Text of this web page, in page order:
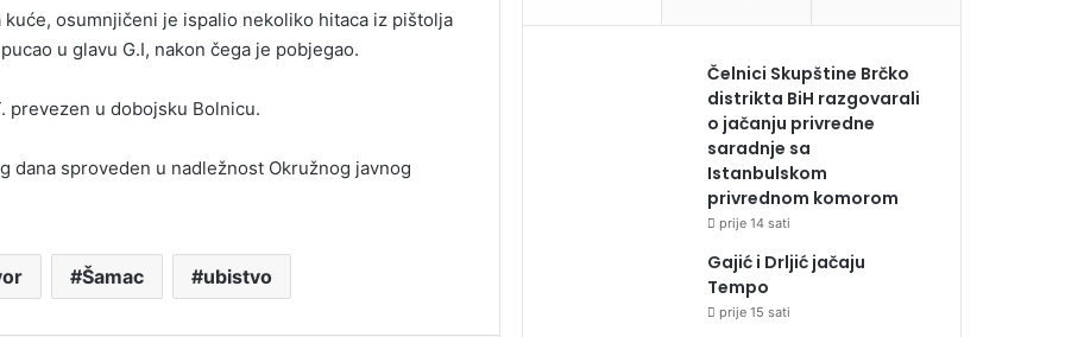
osumnjičeni je ispalio nekoliko hitaca iz pištolja
u glavu G.I, nakon čega je pobjegao.
prevezen u dobojsku Bolnicu.
dana sproveden u nadležnost Okružnog javnog
Šamac ubistvo
Čelnici Skupštine Brčko
distrikta BiH razgovarali
o jačanju privredne
saradnje sa
Istanbulskom
privrednom komorom
prije 14 sati
Gajić i Drljić jačaju
Tempo
prije 15 sati